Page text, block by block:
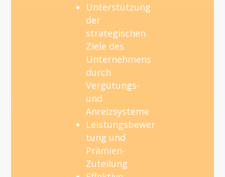
Unterstützung
der
strategischen
Ziele des
Unternehmens
durch
Vergütungs-
und
Anreizsysteme
Leistungsbewer
tung und
Prämien-
Zuteilung